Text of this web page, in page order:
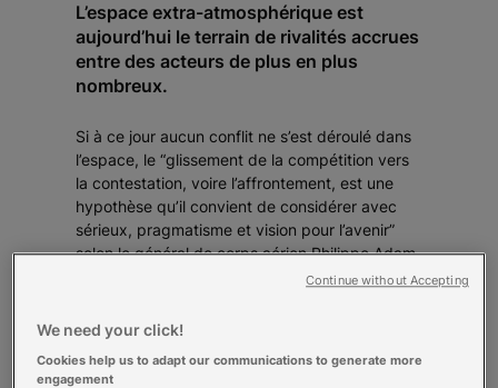
L’espace extra-atmosphérique est
aujourd’hui le terrain de rivalités accrues
entre des acteurs de plus en plus
nombreux.
Si à ce jour aucun conflit ne s’est déroulé dans
l’espace, le “glissement de la compétition vers
la contestation, voire l’affrontement, est une
hypothèse qu’il convient de considérer avec
sérieux, pragmatisme et vision pour l’avenir”
selon le général de corps aérien Philippe Adam,
Commandant de l’espace entre 2022 et 2025.
diversifiée depuis sa “conquête” lors de la
démocratisation des technologies spatiales a
We need your click!
Cookies help us to adapt our communications to generate more
engagement
Continue without Accepting